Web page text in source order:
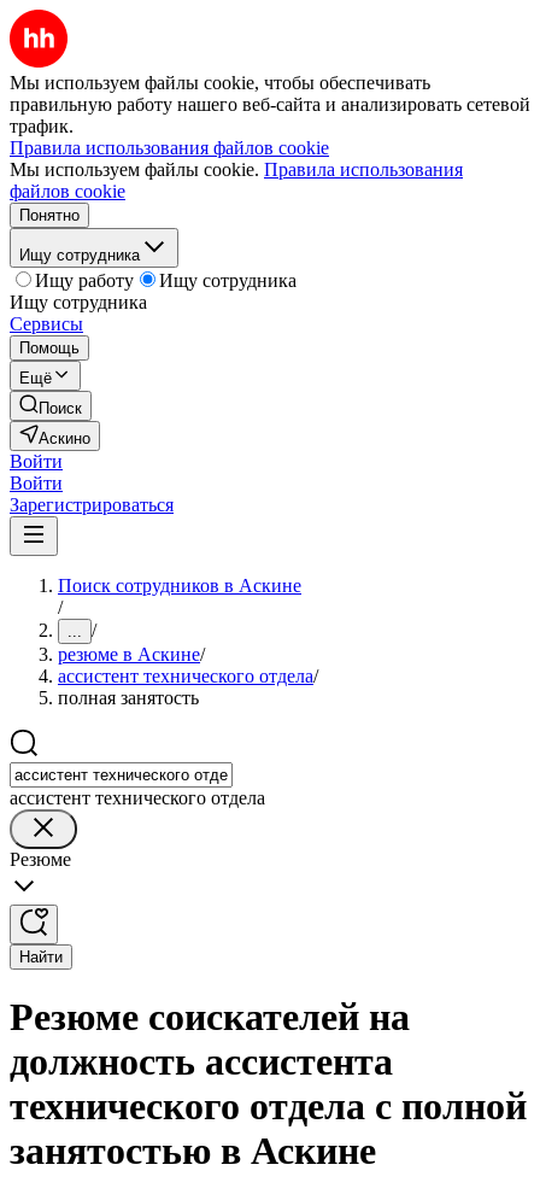
Мы используем файлы cookie, чтобы обеспечивать
правильную работу нашего веб-сайта и анализировать сетевой
трафик.
Правила использования файлов cookie
Мы используем файлы cookie. Правила использования
файлов cookie
Понятно
Ищу сотрудника
Ищу работу
Ищу сотрудника
Ищу сотрудника
Сервисы
Помощь
Ещё
Поиск
Аскино
Войти
Войти
Зарегистрироваться
Поиск сотрудников в Аскине
/
... /
резюме в Аскине/
ассистент технического отдела/
полная занятость
ассистент технического отдела
Резюме
Найти
Резюме соискателей на
должность ассистента
технического отдела с полной
занятостью в Аскине